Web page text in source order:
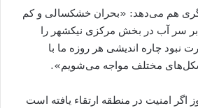
هم می‌دهد: «بحران خشکسالی و کم
سر آب در بخش مرکزی نیکشهر را
نبود چاره اندیشی هر روزه ما با
شکل‌های مختلف مواجه می‌شویم».
اگر امنیت در منطقه ارتقاء یافته است